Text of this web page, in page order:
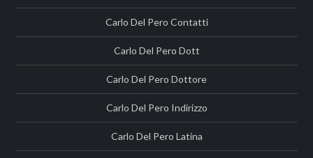
Carlo Del Pero Contatti
Carlo Del Pero Dott
Carlo Del Pero Dottore
Carlo Del Pero Indirizzo
Carlo Del Pero Latina